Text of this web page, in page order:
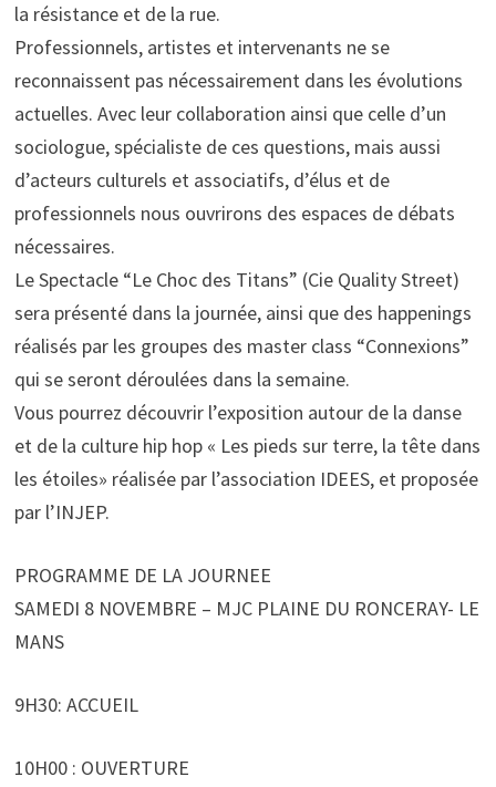
la résistance et de la rue.
Professionnels, artistes et intervenants ne se
reconnaissent pas nécessairement dans les évolutions
actuelles. Avec leur collaboration ainsi que celle d’un
sociologue, spécialiste de ces questions, mais aussi
d’acteurs culturels et associatifs, d’élus et de
professionnels nous ouvrirons des espaces de débats
nécessaires.
Le Spectacle “Le Choc des Titans” (Cie Quality Street)
sera présenté dans la journée, ainsi que des happenings
réalisés par les groupes des master class “Connexions”
qui se seront déroulées dans la semaine.
Vous pourrez découvrir l’exposition autour de la danse
et de la culture hip hop « Les pieds sur terre, la tête dans
les étoiles» réalisée par l’association IDEES, et proposée
par l’INJEP.
PROGRAMME DE LA JOURNEE
SAMEDI 8 NOVEMBRE – MJC PLAINE DU RONCERAY- LE
MANS
9H30: ACCUEIL
10H00 : OUVERTURE